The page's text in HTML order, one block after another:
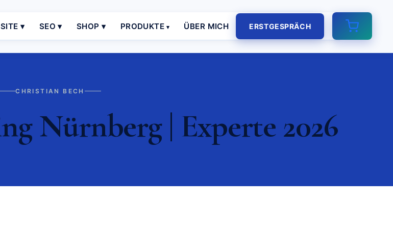
▾ SEO ▾ SHOP ▾ PRODUKTE ÜBER MICH ERSTGESPRÄCH
CHRISTIAN BECH
Nürnberg | Experte 2026